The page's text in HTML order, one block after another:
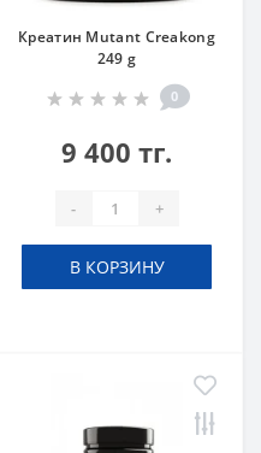
Креатин Mutant Creakong
249 g
0
9 400 тг.
- +
В КОРЗИНУ